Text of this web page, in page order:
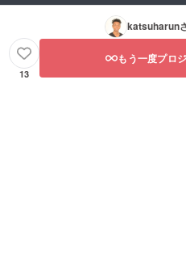
katsuharun
13
もう一度プロ